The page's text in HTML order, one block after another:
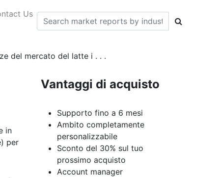
Us
del mercato del latte i . . .
in
per
Vantaggi di acquisto
Supporto fino a 6 mesi
Ambito completamente
personalizzabile
Sconto del 30% sul tuo
prossimo acquisto
Account manager